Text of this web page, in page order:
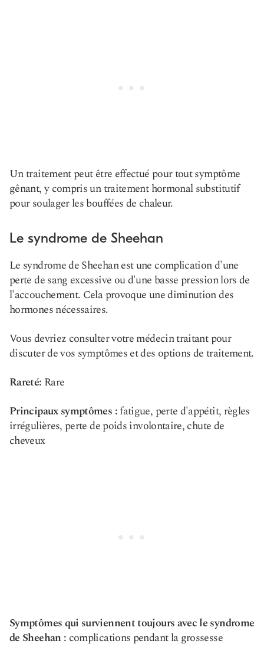
Un traitement peut être effectué pour tout symptôme
gênant, y compris un traitement hormonal substitutif
pour soulager les bouffées de chaleur.
Le syndrome de Sheehan
Le syndrome de Sheehan est une complication d'une
perte de sang excessive ou d'une basse pression lors de
l'accouchement. Cela provoque une diminution des
hormones nécessaires.
Vous devriez consulter votre médecin traitant pour
discuter de vos symptômes et des options de traitement.
Rareté: Rare
Principaux symptômes :fatigue, perte d'appétit, règles
irrégulières, perte de poids involontaire, chute de
cheveux
Symptômes qui surviennent toujours avec le syndrome
de Sheehan : complications pendant la grossesse